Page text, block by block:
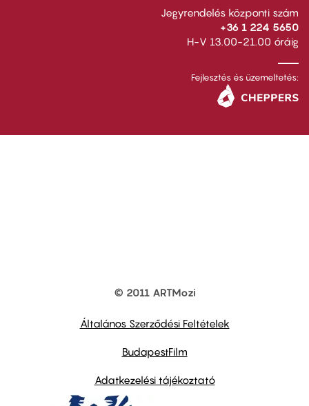
Jegyrendelés központi szám
+36 1 224 5650
H-V 13.00-21.00 óráig
Fejlesztés és üzemeltetés:
© 2011 ARTMozi
Általános Szerződési Feltételek
BudapestFilm
Adatkezelési tájékoztató